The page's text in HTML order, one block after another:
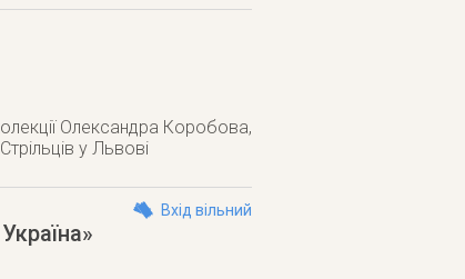
Олександра Коробова,
у Львові
Вхід вільний